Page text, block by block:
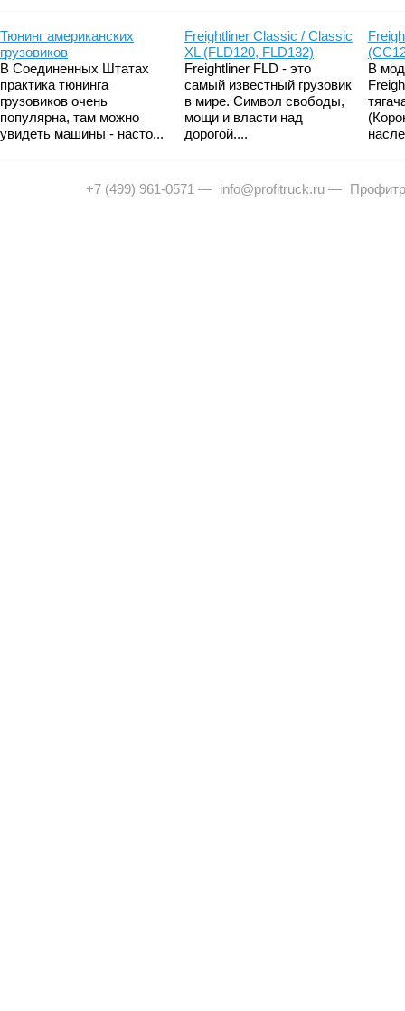
Тюнинг американских
грузовиков
В Соединенных Штатах
практика тюнинга
грузовиков очень
популярна, там можно
увидеть машины - насто...
Freightliner Classic / Classic
XL (FLD120, FLD132)
Freightliner FLD - это
самый известный грузовик
в мире. Символ свободы,
мощи и власти над
дорогой....
В
+7 (499) 961-0571 — info@profitruck.ru —